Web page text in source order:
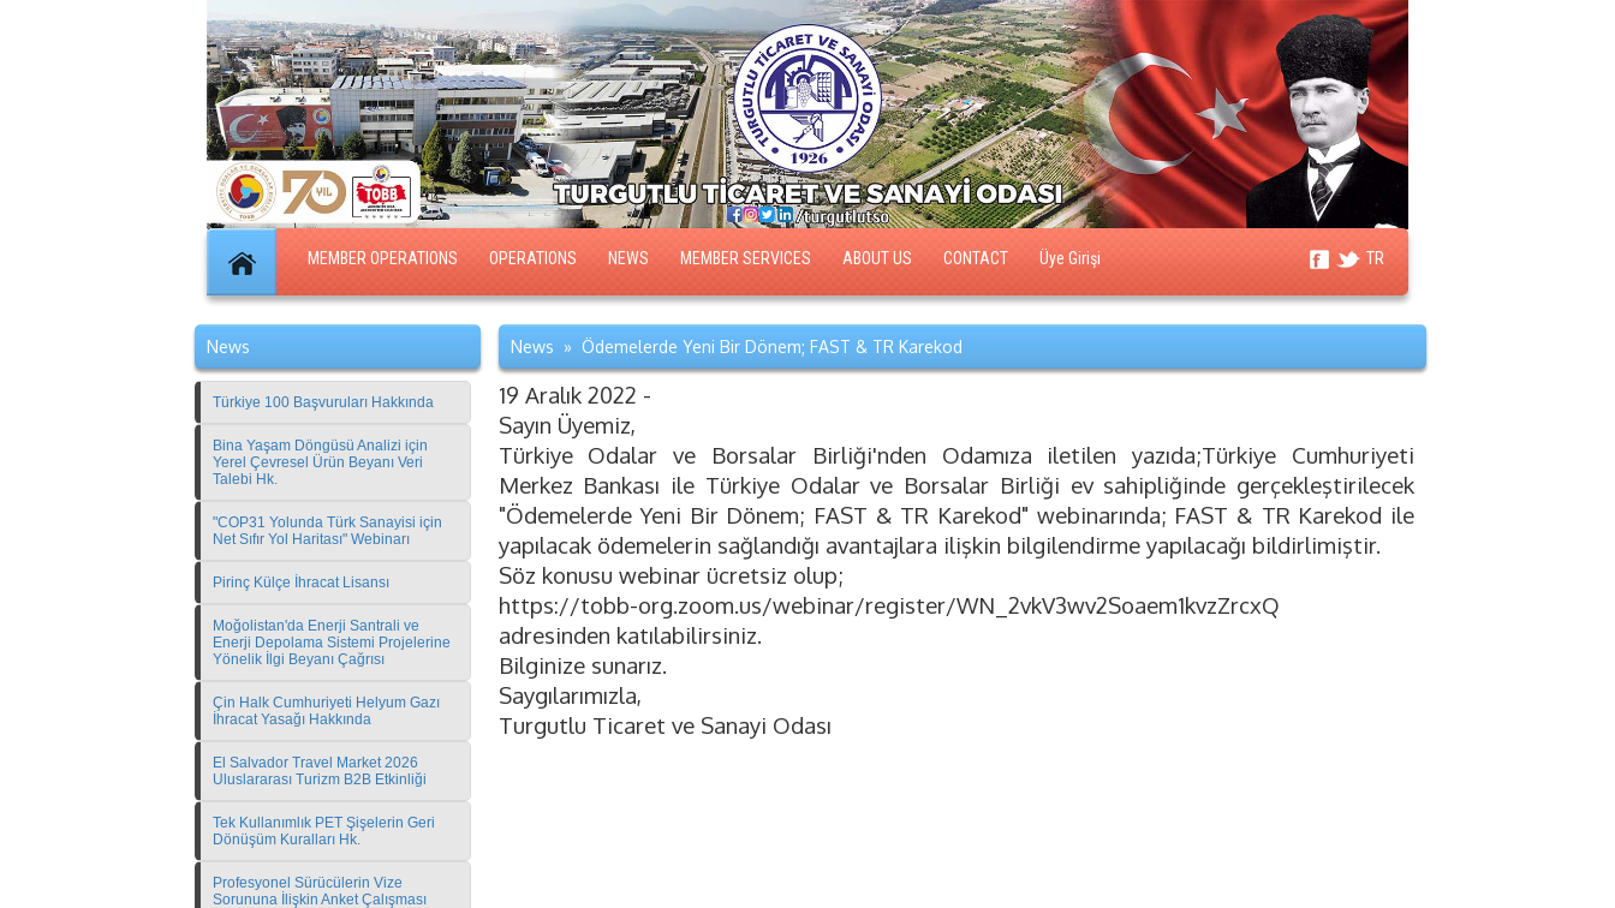
MEMBER OPERATIONS OPERATIONS NEWS MEMBER SERVICES ABOUT US CONTACT Üye Girişi TR
News
Türkiye 100 Başvuruları Hakkında
Bina Yaşam Döngüsü Analizi için
Yerel Çevresel Ürün Beyanı Veri
Talebi Hk.
"COP31 Yolunda Türk Sanayisi için
Net Sıfır Yol Haritası" Webinarı
Pirinç Külçe İhracat Lisansı
Moğolistan'da Enerji Santrali ve
Enerji Depolama Sistemi Projelerine
Yönelik İlgi Beyanı Çağrısı
Çin Halk Cumhuriyeti Helyum Gazı
İhracat Yasağı Hakkında
El Salvador Travel Market 2026
Uluslararası Turizm B2B Etkinliği
Tek Kullanımlık PET Şişelerin Geri
Dönüşüm Kuralları Hk.
Profesyonel Sürücülerin Vize
Sorununa İlişkin Anket Çalışması
News » Ödemelerde Yeni Bir Dönem; FAST & TR Karekod
19 Aralık 2022 -
Sayın Üyemiz,
Türkiye Odalar ve Borsalar Birliği'nden Odamıza iletilen yazıda;Türkiye Cumhuriyeti
Merkez Bankası ile Türkiye Odalar ve Borsalar Birliği ev sahipliğinde gerçekleştirilecek
"Ödemelerde Yeni Bir Dönem; FAST & TR Karekod" webinarında; FAST & TR Karekod ile
yapılacak ödemelerin sağlandığı avantajlara ilişkin bilgilendirme yapılacağı bildirlimiştir.
Söz konusu webinar ücretsiz olup;
https://tobb-org.zoom.us/webinar/register/WN_2vkV3wv2Soaem1kvzZrcxQ
adresinden katılabilirsiniz.
Bilginize sunarız.
Saygılarımızla,
Turgutlu Ticaret ve Sanayi Odası